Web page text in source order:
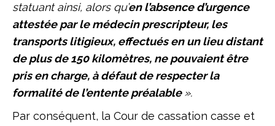
statuant ainsi, alors qu’en l’absence d’urgence
attestée par le médecin prescripteur, les
transports litigieux, effectués en un lieu distant
de plus de 150 kilomètres, ne pouvaient être
pris en charge, à défaut de respecter la
formalité de l’entente préalable».
Par conséquent, la Cour de cassation casse et